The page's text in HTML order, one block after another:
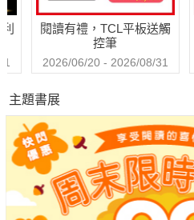
閱讀有禮，TCL平板送觸
控筆
2026/06/20 - 2026/08/31
主題書展